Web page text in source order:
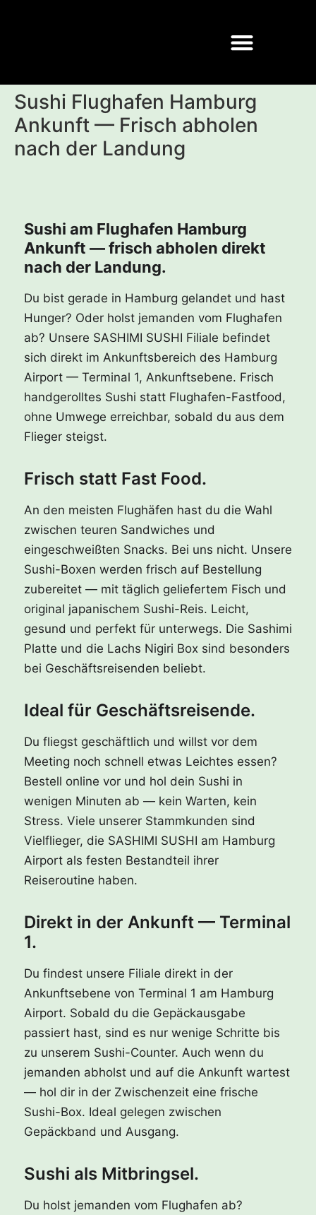
Sushi Flughafen Hamburg
Ankunft — Frisch abholen
nach der Landung
Sushi am Flughafen Hamburg
Ankunft — frisch abholen direkt
nach der Landung.
Du bist gerade in Hamburg gelandet und hast
Hunger? Oder holst jemanden vom Flughafen
ab? Unsere SASHIMI SUSHI Filiale befindet
sich direkt im Ankunftsbereich des Hamburg
Airport — Terminal 1, Ankunftsebene. Frisch
handgerolltes Sushi statt Flughafen-Fastfood,
ohne Umwege erreichbar, sobald du aus dem
Flieger steigst.
Frisch statt Fast Food.
An den meisten Flughäfen hast du die Wahl
zwischen teuren Sandwiches und
eingeschweißten Snacks. Bei uns nicht. Unsere
Sushi-Boxen werden frisch auf Bestellung
zubereitet — mit täglich geliefertem Fisch und
original japanischem Sushi-Reis. Leicht,
gesund und perfekt für unterwegs. Die Sashimi
Platte und die Lachs Nigiri Box sind besonders
bei Geschäftsreisenden beliebt.
Ideal für Geschäftsreisende.
Du fliegst geschäftlich und willst vor dem
Meeting noch schnell etwas Leichtes essen?
Bestell online vor und hol dein Sushi in
wenigen Minuten ab — kein Warten, kein
Stress. Viele unserer Stammkunden sind
Vielflieger, die SASHIMI SUSHI am Hamburg
Airport als festen Bestandteil ihrer
Reiseroutine haben.
Direkt in der Ankunft — Terminal
1.
Du findest unsere Filiale direkt in der
Ankunftsebene von Terminal 1 am Hamburg
Airport. Sobald du die Gepäckausgabe
passiert hast, sind es nur wenige Schritte bis
zu unserem Sushi-Counter. Auch wenn du
jemanden abholst und auf die Ankunft wartest
— hol dir in der Zwischenzeit eine frische
Sushi-Box. Ideal gelegen zwischen
Gepäckband und Ausgang.
Sushi als Mitbringsel.
Du holst jemanden vom Flughafen ab?